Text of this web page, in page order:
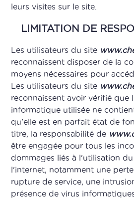
leurs visites sur le site.
LIMITATION DE
Les utilisateurs du site
reconnaissent disposer de la
moyens nécessaires pour
Les utilisateurs du site
reconnaissent avoir vérifié que
informatique utilisée ne
qu'elle est en parfait état de
titre, la responsabilité de
être engagée pour tous les
dommages liés à l'utilisation
l'internet, notamment une
rupture de service, une
présence de virus